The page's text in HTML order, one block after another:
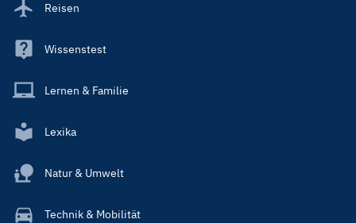
Reisen
Wissenstest
Lernen & Familie
Lexika
Natur & Umwelt
Technik & Mobilität